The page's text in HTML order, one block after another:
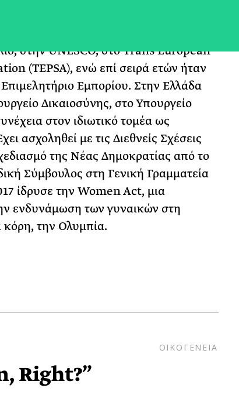
εξωτερικό για 11 χρόνια, όπου
στην UNESCΟ, στο Trans European
(TEPSA), ενώ επί σειρά ετών ήταν
Εμπορίου. Στην Ελλάδα
Δικαιοσύνης, στο Υπουργείο
στον ιδιωτικό τομέα ως
ασχοληθεί με τις Διεθνείς Σχέσεις
της Νέας Δημοκρατίας από το
Σύμβουλος στη Γενική Γραμματεία
ίδρυσε την Women Act, μια
ενδυνάμωση των γυναικών στη
κόρη, την Ολυμπία.
ΟΙΚΟΓΕΝΕΙΑ
Right?”